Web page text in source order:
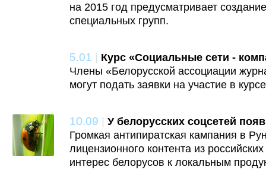
на 2015 год предусматривает
специальных групп.
5.01 | Курс «Социальные сети -
Члены «Белорусской ассоциации
могут подать заявки на участие в
10.09 | У белорусских соцсетей
Громкая антипиратская кампания в
лицензионного контента из
интерес белорусов к локальным